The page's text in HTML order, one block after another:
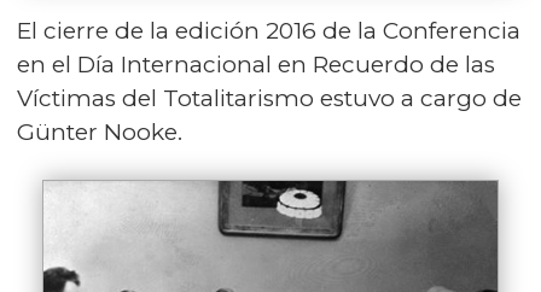
El cierre de la edición 2016 de la Conferencia
en el Día Internacional en Recuerdo de las
Víctimas del Totalitarismo estuvo a cargo de
Günter Nooke.